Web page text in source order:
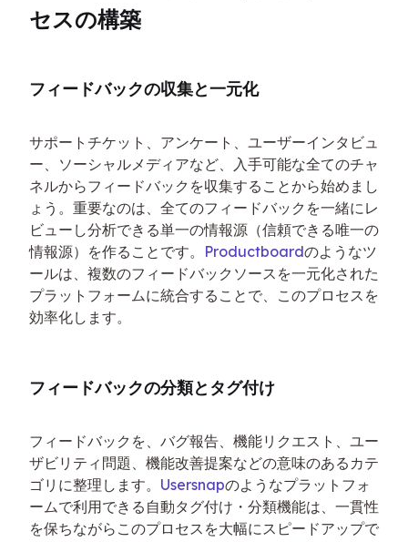
セスの構築
フィードバックの収集と一元化
サポートチケット、アンケート、ユーザーインタビュ
ー、ソーシャルメディアなど、入手可能な全てのチャ
ネルからフィードバックを収集することから始めまし
ょう。重要なのは、全てのフィードバックを一緒にレ
ビューし分析できる単一の情報源（信頼できる唯一の
情報源）を作ることです。 Productboardのようなツ
ールは、複数のフィードバックソースを一元化された
プラットフォームに統合することで、このプロセスを
効率化します。
フィードバックの分類とタグ付け
フィードバックを、バグ報告、機能リクエスト、ユー
ザビリティ問題、機能改善提案などの意味のあるカテ
ゴリに整理します。 Usersnapのようなプラットフォ
ームで利用できる自動タグ付け・分類機能は、一貫性
を保ちながらこのプロセスを大幅にスピードアップで